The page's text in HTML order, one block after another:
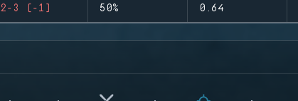
2-3 (-1) 50% 0.64